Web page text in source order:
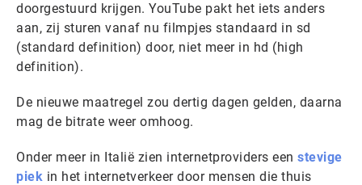
doorgestuurd krijgen. YouTube pakt het iets anders
aan, zij sturen vanaf nu filmpjes standaard in sd
(standard definition) door, niet meer in hd (high
definition).
De nieuwe maatregel zou dertig dagen gelden, daarna
mag de bitrate weer omhoog.
Onder meer in Italië zien internetproviders een stevige
piek in het internetverkeer door mensen die thuis